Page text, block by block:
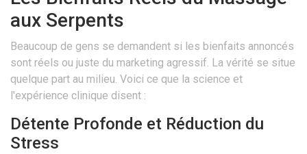
aux Serpents
Beaucoup de gens se demandent si les bienfaits annoncés
sont réels ou juste du marketing agressif. La vérité se situe
quelque part au milieu. Voici ce que la science et
l'expérience clinique disent :
Détente Profonde et Réduction du
Stress